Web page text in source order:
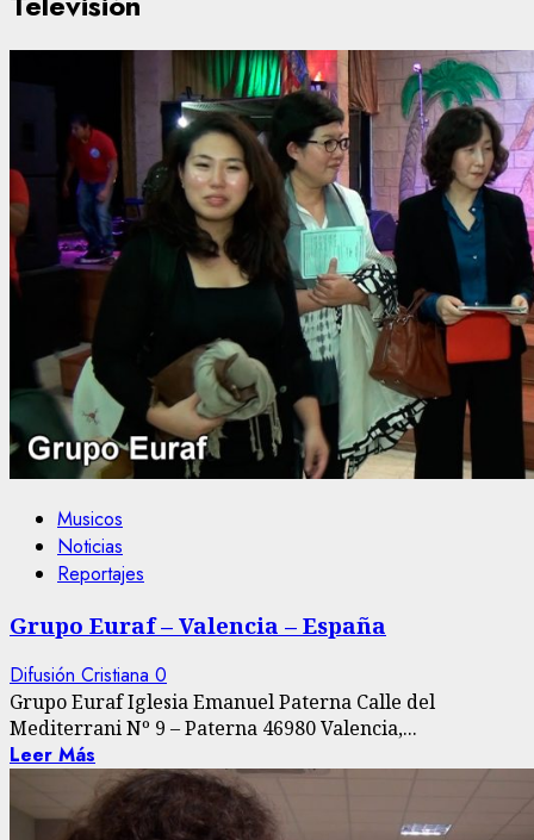
Musicos
Noticias
Reportajes
Grupo Euraf – Valencia – España
Difusión Cristiana 0
Grupo Euraf Iglesia Emanuel Paterna Calle del
Mediterrani Nº 9 – Paterna 46980 Valencia,...
Leer Más